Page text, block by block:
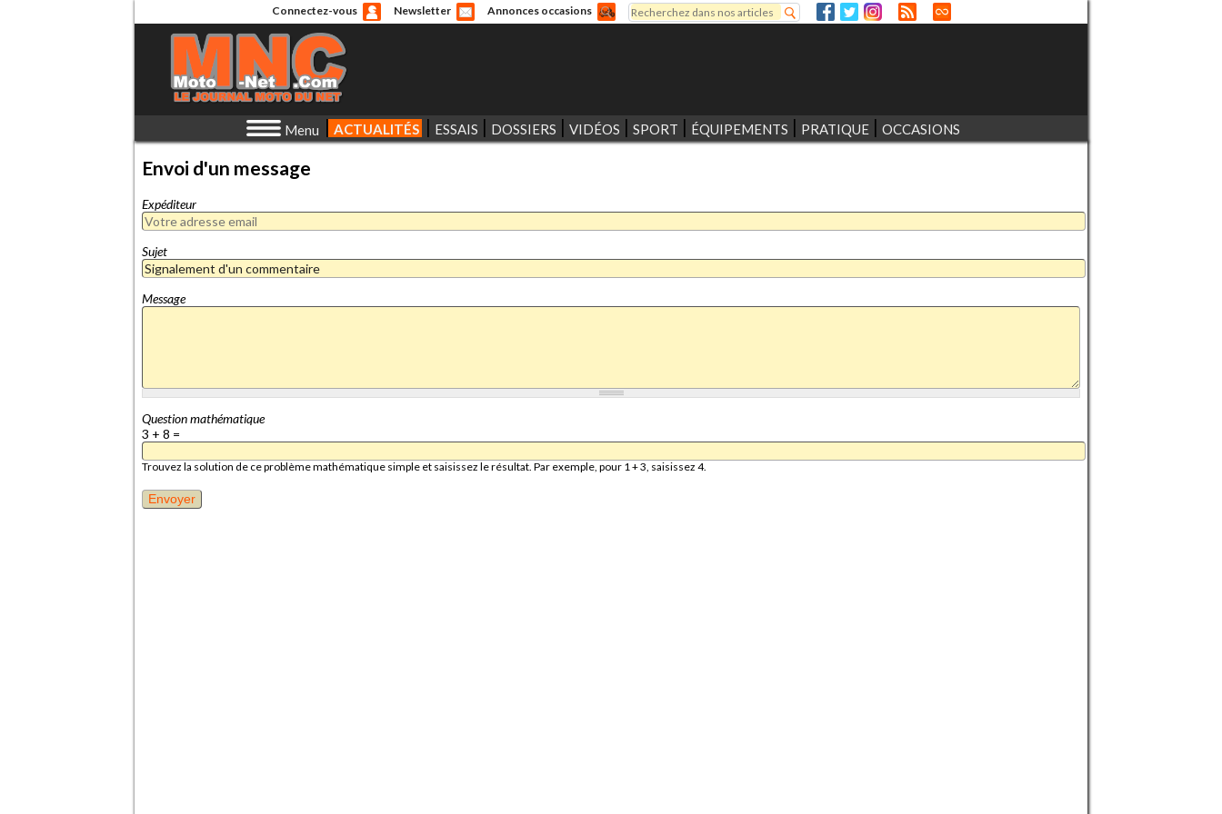
Connectez-vous Newsletter Annonces occasions
Formulaire de recherche
Rechercher
Menu ACTUALITÉS ESSAIS DOSSIERS VIDÉOS SPORT ÉQUIPEMENTS PRATIQUE OCCASIONS
Envoi d'un message
Expéditeur
Sujet
Message
Question mathématique
3 + 8 =
Trouvez la solution de ce problème mathématique simple et saisissez le résultat. Par exemple, pour 1 + 3, saisissez 4.